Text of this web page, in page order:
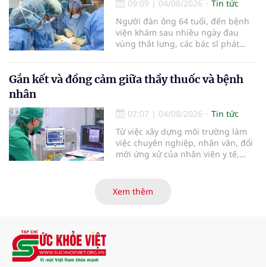
ngày 1/8 tại Bệnh viện Đại học
quốc tế Hồng Bàng.
09:09 | 04/08/2026
Tin tức
Người đàn ông 64 tuổi, đến bệnh
viện khám sau nhiều ngày đau
vùng thắt lưng, các bác sĩ phát
biểu mô tế bào thận. Với khối u còn
ở giai đoạn sớm, người bệnh được
bằng phẫu thuật robot thay vì phải
cắt bỏ toàn bộ quả thận như trước
đây.
Gắn kết và đồng cảm giữa thầy thuốc và bệnh
nhân
07:07 | 04/08/2026
Tin tức
Từ việc xây dựng môi trường làm
việc chuyên nghiệp, nhân văn, đổi
mới ứng xử của nhân viên y tế,
đồng cảm, gắn kết cao giữa thầy
thuốc với bệnh nhân.
Xem thêm